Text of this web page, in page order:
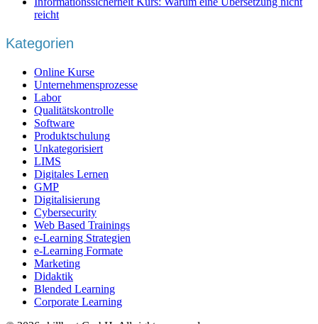
reicht
Kategorien
Online Kurse
Unternehmensprozesse
Labor
Qualitätskontrolle
Software
Produktschulung
Unkategorisiert
LIMS
Digitales Lernen
GMP
Digitalisierung
Cybersecurity
Web Based Trainings
e-Learning Strategien
e-Learning Formate
Marketing
Didaktik
Blended Learning
Corporate Learning